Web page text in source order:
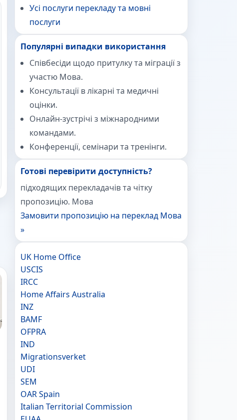
Усі послуги перекладу та мовні
послуги
Популярні випадки використання
Співбесіди щодо притулку та міграції з
участю Мова.
Консультації в лікарні та медичні
оцінки.
Онлайн-зустрічі з міжнародними
командами.
Конференції, семінари та тренінги.
Готові перевірити доступність?
підходящих перекладачів та чітку
пропозицію. Мова
Замовити пропозицію на переклад Мова
»
UK Home Office
USCIS
IRCC
Home Affairs Australia
INZ
BAMF
OFPRA
IND
Migrationsverket
UDI
SEM
OAR Spain
Italian Territorial Commission